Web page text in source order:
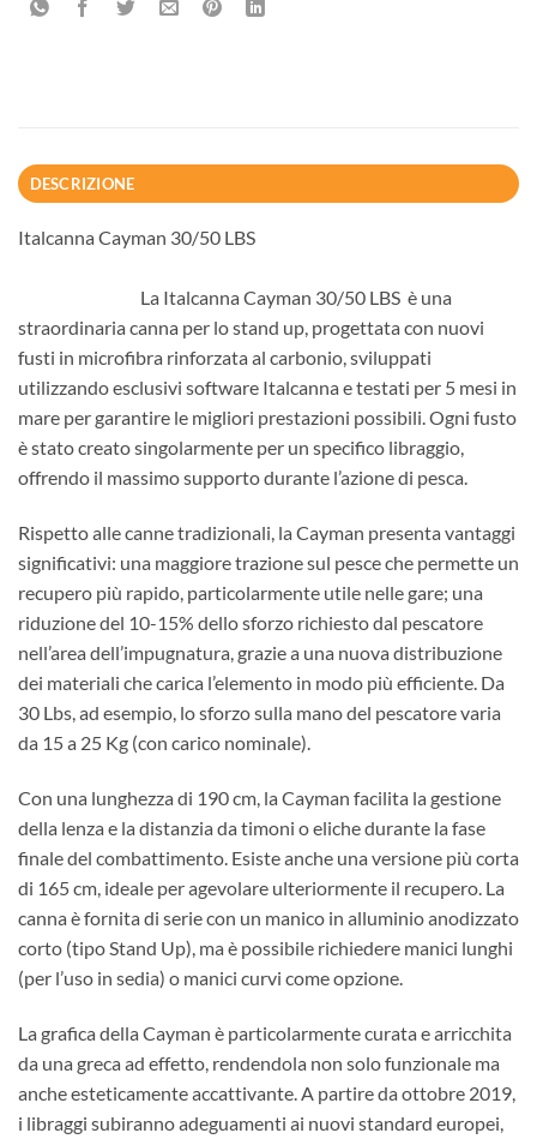
DESCRIZIONE
Italcanna Cayman 30/50 LBS
La Italcanna Cayman 30/50 LBS è una
straordinaria canna per lo stand up, progettata con nuovi
fusti in microfibra rinforzata al carbonio, sviluppati
utilizzando esclusivi software Italcanna e testati per 5 mesi in
mare per garantire le migliori prestazioni possibili. Ogni fusto
è stato creato singolarmente per un specifico libraggio,
offrendo il massimo supporto durante l’azione di pesca.
Rispetto alle canne tradizionali, la Cayman presenta vantaggi
significativi: una maggiore trazione sul pesce che permette un
recupero più rapido, particolarmente utile nelle gare; una
riduzione del 10-15% dello sforzo richiesto dal pescatore
nell’area dell’impugnatura, grazie a una nuova distribuzione
dei materiali che carica l’elemento in modo più efficiente. Da
30 Lbs, ad esempio, lo sforzo sulla mano del pescatore varia
da 15 a 25 Kg (con carico nominale).
Con una lunghezza di 190 cm, la Cayman facilita la gestione
della lenza e la distanzia da timoni o eliche durante la fase
finale del combattimento. Esiste anche una versione più corta
di 165 cm, ideale per agevolare ulteriormente il recupero. La
canna è fornita di serie con un manico in alluminio anodizzato
corto (tipo Stand Up), ma è possibile richiedere manici lunghi
(per l’uso in sedia) o manici curvi come opzione.
La grafica della Cayman è particolarmente curata e arricchita
da una greca ad effetto, rendendola non solo funzionale ma
anche esteticamente accattivante. A partire da ottobre 2019,
i libraggi subiranno adeguamenti ai nuovi standard europei,